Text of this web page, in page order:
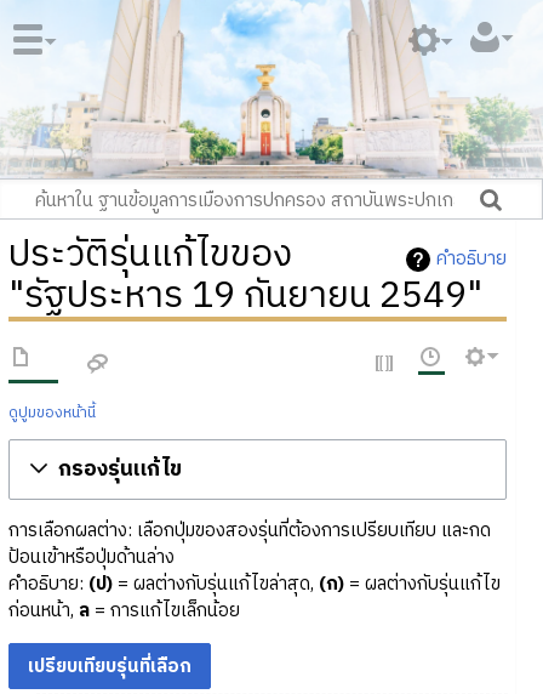
คำอธิบาย
ประวัติรุ่นแก้ไขของ
"รัฐประหาร 19 กันยายน 2549"
ดูปูมของหน้านี้
กรองรุ่นแก้ไข
การเลือกผลต่าง: เลือกปุ่มของสองรุ่นที่ต้องการเปรียบเทียบ และกด
ป้อนเข้าหรือปุ่มด้านล่าง
คำอธิบาย: (ป)= ผลต่างกับรุ่นแก้ไขล่าสุด, (ก)= ผลต่างกับรุ่นแก้ไข
ก่อนหน้า, ล= การแก้ไขเล็กน้อย